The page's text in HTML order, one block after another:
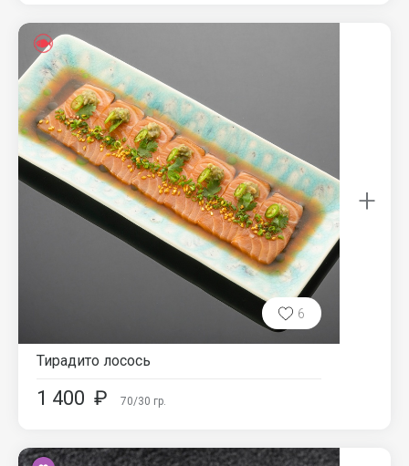
6
Тирадито лосось
1 400 ₽ 70/30 гр.
+